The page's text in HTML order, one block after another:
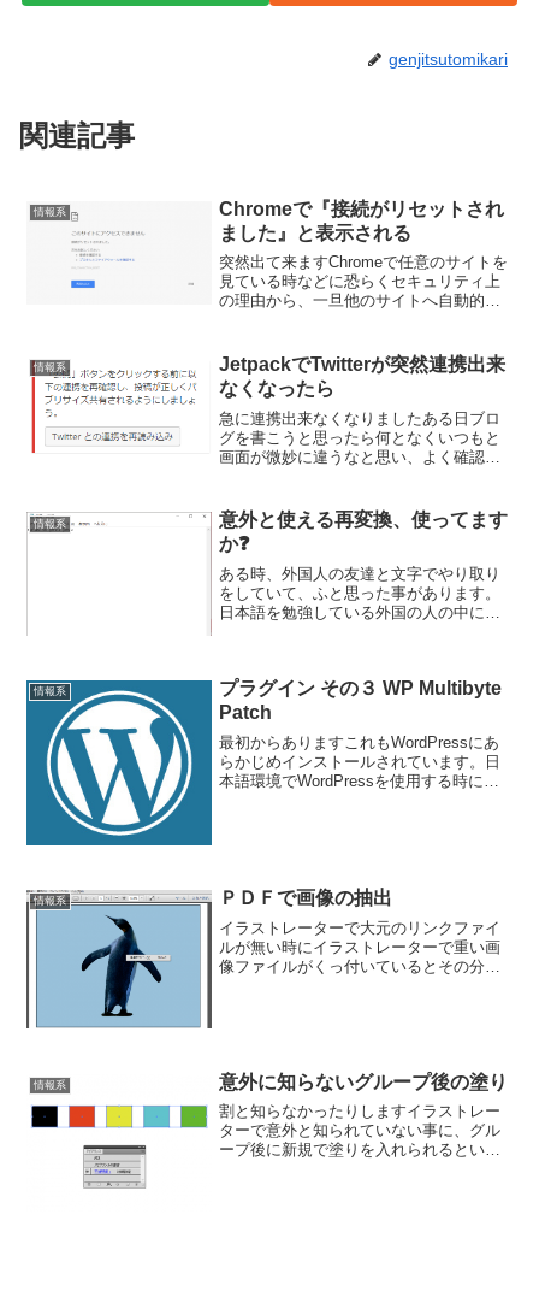
genjitsutomikari
関連記事
情報系
Chromeで『接続がリセットされ
ました』と表示される
突然出て来ますChromeで任意のサイトを
見ている時などに恐らくセキュリティ上
の理由から、一旦他のサイトへ自動的に
出て来て、それ以上先に進めなくなって
しまう時があります...
情報系
JetpackでTwitterが突然連携出来
なくなったら
急に連携出来なくなりましたある日ブロ
グを書こうと思ったら何となくいつもと
画面が微妙に違うなと思い、よく確認し
ジが出ていました。Twitterと連携が出来
てないみ...
情報系
意外と使える再変換、使ってます
か❓
ある時、外国人の友達と文字でやり取り
をしていて、ふと思った事があります。
日本語を勉強している外国の人の中には
wa maike...
情報系
プラグイン その３ WP Multibyte
Patch
最初からありますこれもWordPressにあ
らかじめインストールされています。日
本語環境でWordPressを使用する時に、
情報系 ＰＤＦで画像の抽出
イラストレーターで大元のリンクファイ
ルが無い時にイラストレーターで重い画
像ファイルがくっ付いているとその分重
情報系 意外に知らないグループ後の塗り
割と知らなかったりしますイラストレー
ターで意外と知られていない事に、グル
ープ後に新規で塗りを入れられるという